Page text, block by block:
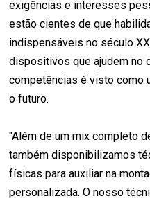
exigências e interesses
estão cientes de que
indispensáveis no século
dispositivos que ajudem no
competências é visto como
o futuro.
"Além de um mix completo
também disponibilizamos
físicas para auxiliar na
personalizada. O nosso